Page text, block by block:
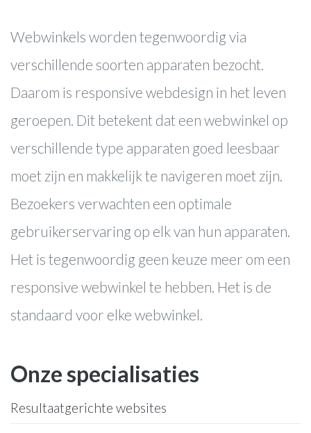
Webwinkels worden tegenwoordig via
verschillende soorten apparaten bezocht.
Daarom is responsive webdesign in het leven
geroepen. Dit betekent dat een webwinkel op
verschillende type apparaten goed leesbaar
moet zijn en makkelijk te navigeren moet zijn.
Bezoekers verwachten een optimale
gebruikerservaring op elk van hun apparaten.
Het is tegenwoordig geen keuze meer om een
responsive webwinkel te hebben. Het is de
standaard voor elke webwinkel.
Onze specialisaties
Resultaatgerichte websites